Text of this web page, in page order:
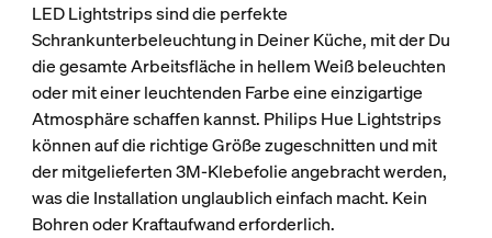
LED Lightstrips sind die perfekte
Schrankunterbeleuchtung in Deiner Küche, mit der Du
die gesamte Arbeitsfläche in hellem Weiß beleuchten
oder mit einer leuchtenden Farbe eine einzigartige
Atmosphäre schaffen kannst. Philips Hue Lightstrips
können auf die richtige Größe zugeschnitten und mit
der mitgelieferten 3M-Klebefolie angebracht werden,
was die Installation unglaublich einfach macht. Kein
Bohren oder Kraftaufwand erforderlich.